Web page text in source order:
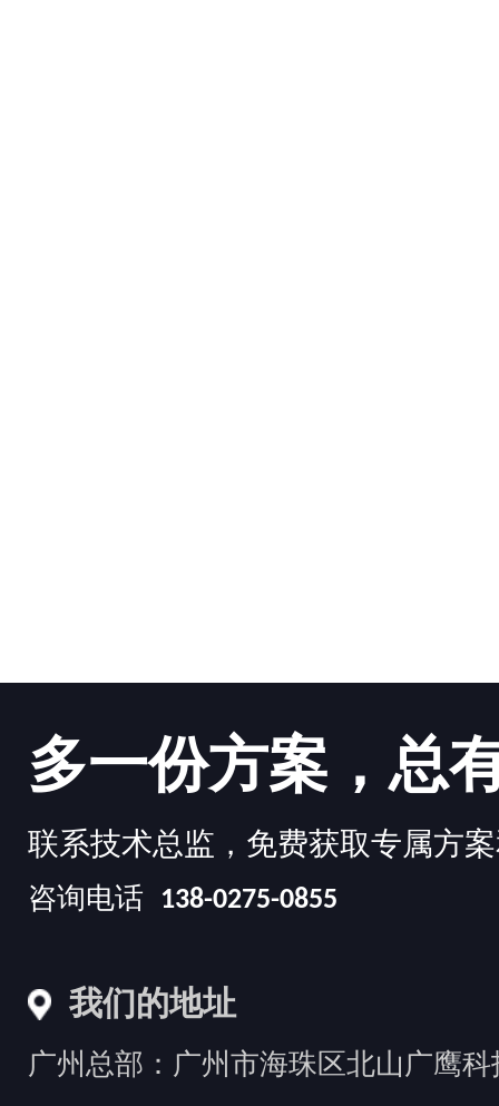
多一份方案，总
联系技术总监，免费获取专属方
咨询电话 138-0275-0855
我们的地址
广州总部：广州市海珠区北山广鹰科